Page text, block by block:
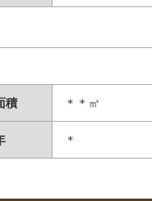
積 ＊＊㎡
＊